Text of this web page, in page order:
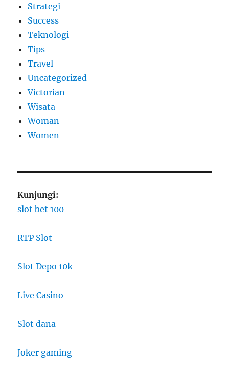
Strategi
Success
Teknologi
Tips
Travel
Uncategorized
Victorian
Wisata
Woman
Women
Kunjungi:
slot bet 100
RTP Slot
Slot Depo 10k
Live Casino
Slot dana
Joker gaming